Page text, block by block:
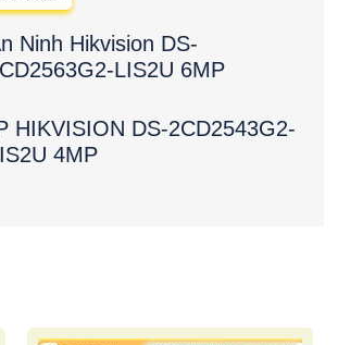
Ninh Hikvision DS-
LIS2U 6MP
HIKVISION DS-2CD2543G2-
4MP